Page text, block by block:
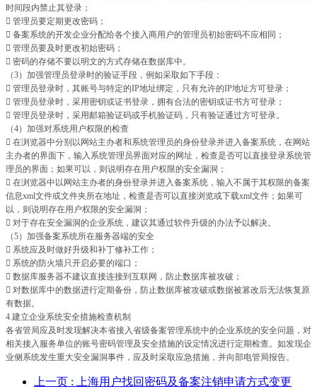
时间段内禁止其登录；
 管理员要定期更改密码；
 备案系统的开发企业分配给各个接入商用户的管理员初始密码不应相同；
 管理员要及时更改初始密码；
 密码的存储不要以明文的方式存储在数据库中。
（3）加强管理员登录时的验证手段，例如采取如下手段：
 管理员登录时，其账号与特定的IP地址绑定，只有允许的IP地址方可登录；
 管理员登录时，采用密钥或证书登录，拥有合法的密钥或证书方可登录；
 管理员登录时，采用邮箱验证码或手机验证码，只有验证通过方可登录。
（4）加强对系统用户权限的检查
 在浏览器中分别以网站主办者和系统管理员的身份登录并进入备案系统，在网站
主办者的界面下，输入系统管理员界面对应的网址，检查是否可以直接登录系统管
理员的界面；如果可以，则说明存在用户权限的安全漏洞；
 在浏览器中以网站主办者的身份登录并进入备案系统，输入不属于其权限的备案
信息xml文件或文件夹所在地址，检查是否可以直接浏览或下载xml文件；如果可
以，则说明存在用户权限的安全漏洞；
 对于存在安全漏洞的企业系统，建议其通过软件升级的办法予以解决。
（5）加强备案系统所在服务器端的安全
 系统应及时做好升级和补丁修补工作；
 系统的防火墙只开启必要的端口；
 数据库服务器不建议直接连接到互联网，防止数据库被攻破；
 对数据库中的数据进行定期备份，防止数据库被攻破或数据被篡改后无法恢复原
有数据。
4.建立企业系统安全措施检查机制
各省管局应及时发现解决本省接入省级备案管理系统中的企业系统的安全问题，对
相关接入服务单位的账号密码管理及安全措施的设定情况进行定期检查。如发现企
业侧系统发生重大安全漏洞事件，应及时采取应急措施，并向部电管局报告。
上一页 : 上海用户找回密码及备案注销申请方式变更